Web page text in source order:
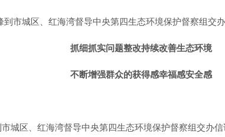
城区、红海湾督导中央第四生态环境保护督察组交办
抓细抓实问题整改持续改善生态环境
不断增强群众的获得感幸福感安全感
市城区、红海湾督导中央第四生态环境保护督察组交办